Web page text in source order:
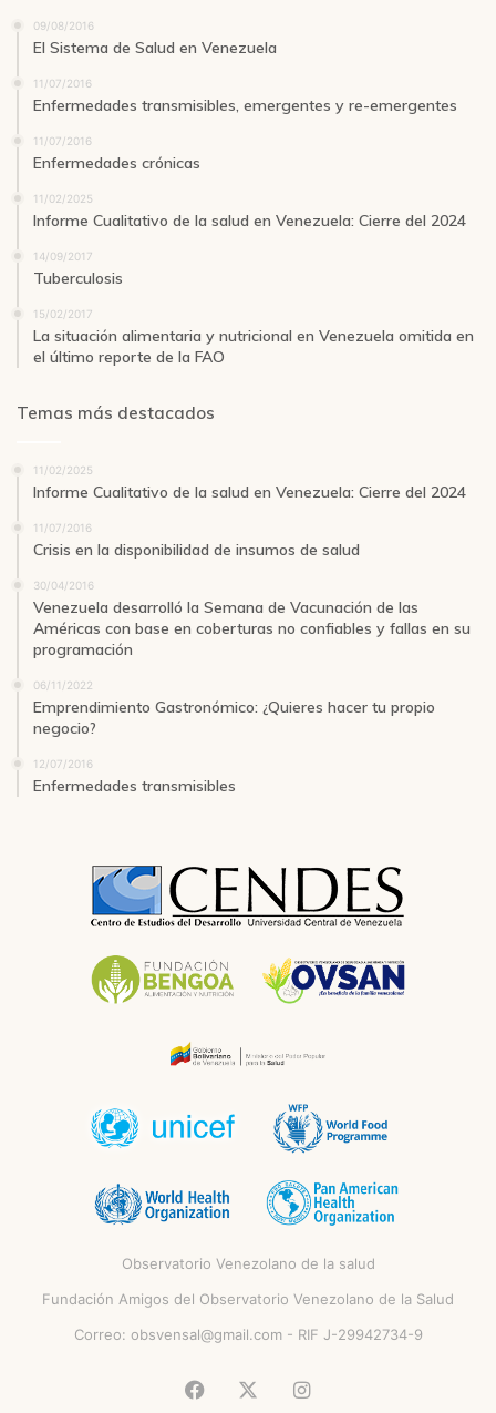
09/08/2016
El Sistema de Salud en Venezuela
11/07/2016
Enfermedades transmisibles, emergentes y re-emergentes
11/07/2016
Enfermedades crónicas
11/02/2025
Informe Cualitativo de la salud en Venezuela: Cierre del 2024
14/09/2017
Tuberculosis
15/02/2017
La situación alimentaria y nutricional en Venezuela omitida en
el último reporte de la FAO
Temas más destacados
11/02/2025
Informe Cualitativo de la salud en Venezuela: Cierre del 2024
11/07/2016
Crisis en la disponibilidad de insumos de salud
30/04/2016
Venezuela desarrolló la Semana de Vacunación de las
Américas con base en coberturas no confiables y fallas en su
programación
06/11/2022
Emprendimiento Gastronómico: ¿Quieres hacer tu propio
negocio?
12/07/2016
Enfermedades transmisibles
Observatorio Venezolano de la salud
Fundación Amigos del Observatorio Venezolano de la Salud
Correo: obsvensal@gmail.com- RIF J-29942734-9
Facebook Instagram